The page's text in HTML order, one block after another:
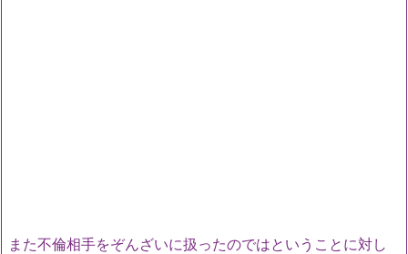
また不倫相手をぞんざいに扱ったのではということに対し